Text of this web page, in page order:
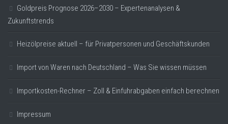
Goldpreis Prognose 2026–2030 – Expertenanalysen &
Zukunftstrends
Heizölpreise aktuell – für Privatpersonen und Geschäftskunden
Import von Waren nach Deutschland – Was Sie wissen müssen
Importkosten-Rechner – Zoll & Einfuhrabgaben einfach berechnen
Impressum